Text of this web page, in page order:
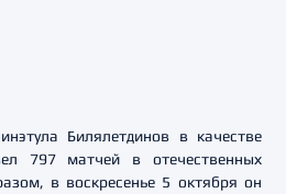
Билялетдинов в качестве
797 матчей в отечественных
в воскресенье 5 октября он